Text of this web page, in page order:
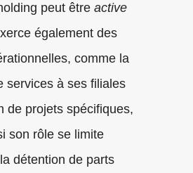
peut être active
également des
comme la
services à ses filiales
de projets spécifiques,
son rôle se limite
détention de parts